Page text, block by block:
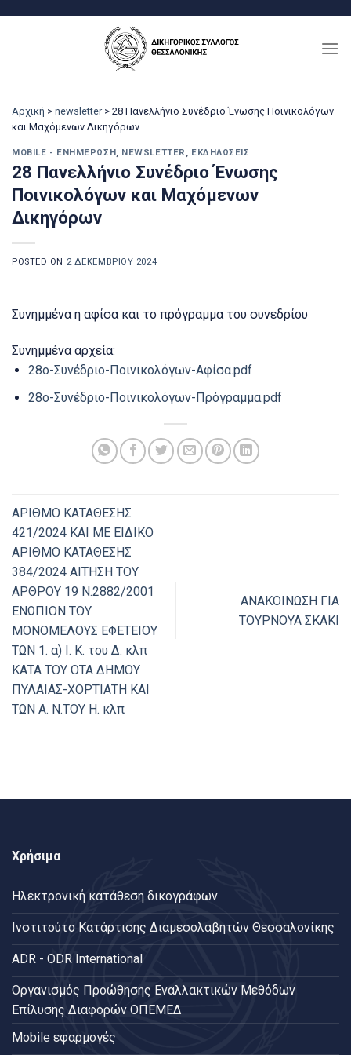
Αρχική > newsletter > 28 Πανελλήνιο Συνέδριο Ένωσης Ποινικολόγων
και Μαχόμενων Δικηγόρων
MOBILE - ΕΝΗΜΈΡΩΣΗ, NEWSLETTER , ΕΚΔΗΛΏΣΕΙΣ
28 Πανελλήνιο Συνέδριο Ένωσης
Ποινικολόγων και Μαχόμενων
Δικηγόρων
POSTED ON 2 ΔΕΚΕΜΒΡΊΟΥ 2024
Συνημμένα η αφίσα και το πρόγραμμα του συνεδρίου
Συνημμένα αρχεία:
28ο-Συνέδριο-Ποινικολόγων-Αφίσα.pdf
28o-Συνέδριο-Ποινικολόγων-Πρόγραμμα.pdf
ΑΡΙΘΜΟ ΚΑΤΑΘΕΣΗΣ
421/2024 ΚΑΙ ΜΕ ΕΙΔΙΚΟ
ΑΡΙΘΜΟ ΚΑΤΑΘΕΣΗΣ
384/2024 ΑΙΤΗΣΗ ΤΟΥ
ΑΡΘΡΟΥ 19 Ν.2882/2001
ΕΝΩΠΙΟΝ ΤΟΥ
ΜΟΝΟΜΕΛΟΥΣ ΕΦΕΤΕΙΟΥ
ΤΩΝ 1. α) Ι. Κ. του Δ. κλπ
ΚΑΤΑ ΤΟΥ ΟΤΑ ΔΗΜΟΥ
ΠΥΛΑΙΑΣ-ΧΟΡΤΙΑΤΗ ΚΑΙ
ΤΩΝ Α. Ν.ΤΟΥ Η. κλπ
ΑΝΑΚΟΙΝΩΣΗ ΓΙΑ
ΤΟΥΡΝΟΥΑ ΣΚΑΚΙ
Χρήσιμα
Ηλεκτρονική κατάθεση δικογράφων
Ινστιτούτο Κατάρτισης Διαμεσολαβητών Θεσσαλονίκης
ADR - ODR International
Oργανισμός Προώθησης Εναλλακτικών Μεθόδων
Επίλυσης Διαφορών ΟΠΕΜΕΔ
Mobile εφαρμογές